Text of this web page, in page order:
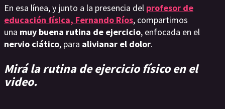
En esa línea, y junto a la presencia del profesor de
educación física, Fernando Ríos, compartimos
una muy buena rutina de ejercicio, enfocada en el
nervio ciático, para alivianar el dolor.
Mirá la rutina de ejercicio físico en el
video.